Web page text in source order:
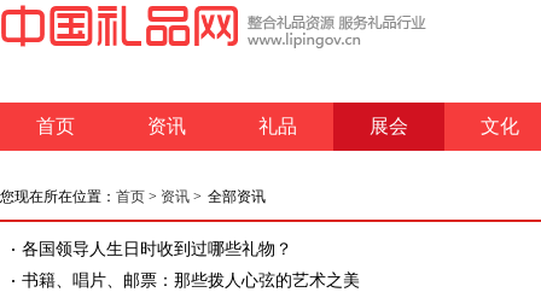
首页 资讯 礼品 展会 文化
您现在所在位置： 首页 > 资讯 > 全部资讯
各国领导人生日时收到过哪些礼物？
书籍、唱片、邮票：那些拨人心弦的艺术之美